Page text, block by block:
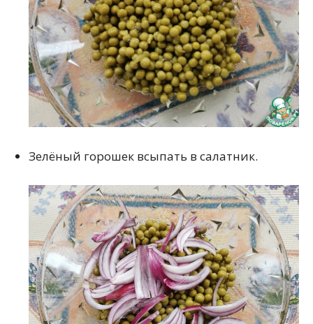
Зелёный горошек всыпать в салатник.